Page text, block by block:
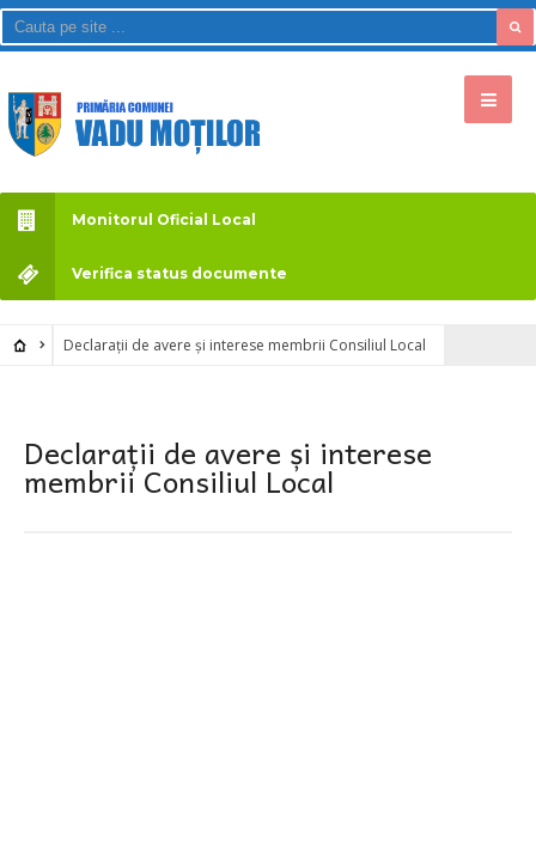
Monitorul Oficial Local
Verifica status documente
Declarații de avere și interese membrii Consiliul Local
Declarații de avere și interese
membrii Consiliul Local